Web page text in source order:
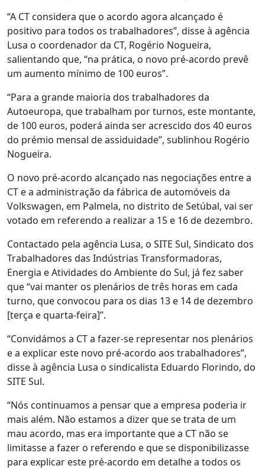
“A CT considera que o acordo agora alcançado é
positivo para todos os trabalhadores”, disse à agência
Lusa o coordenador da CT, Rogério Nogueira,
salientando que, “na prática, o novo pré-acordo prevê
um aumento mínimo de 100 euros”.
“Para a grande maioria dos trabalhadores da
Autoeuropa, que trabalham por turnos, este montante,
de 100 euros, poderá ainda ser acrescido dos 40 euros
do prémio mensal de assiduidade”, sublinhou Rogério
Nogueira.
O novo pré-acordo alcançado nas negociações entre a
CT e a administração da fábrica de automóveis da
Volkswagen, em Palmela, no distrito de Setúbal, vai ser
votado em referendo a realizar a 15 e 16 de dezembro.
Contactado pela agência Lusa, o SITE Sul, Sindicato dos
Trabalhadores das Indústrias Transformadoras,
Energia e Atividades do Ambiente do Sul, já fez saber
que “vai manter os plenários de três horas em cada
turno, que convocou para os dias 13 e 14 de dezembro
[terça e quarta-feira]”.
“Convidámos a CT a fazer-se representar nos plenários
e a explicar este novo pré-acordo aos trabalhadores”,
disse à agência Lusa o sindicalista Eduardo Florindo, do
SITE Sul.
“Nós continuamos a pensar que a empresa poderia ir
mais além. Não estamos a dizer que se trata de um
mau acordo, mas era importante que a CT não se
limitasse a fazer o referendo e que se disponibilizasse
para explicar este pré-acordo em detalhe a todos os